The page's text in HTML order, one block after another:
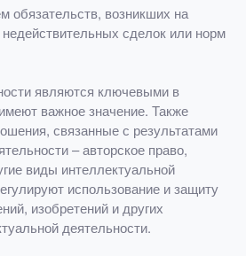
обязательств, возникших на
сделок или норм
являются ключевыми в
важное значение. Также
связанные с результатами
– авторское право,
виды интеллектуальной
использование и защиту
изобретений и других
деятельности.